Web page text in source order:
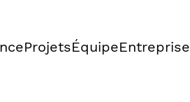
ProjetsÉquipeEntreprise